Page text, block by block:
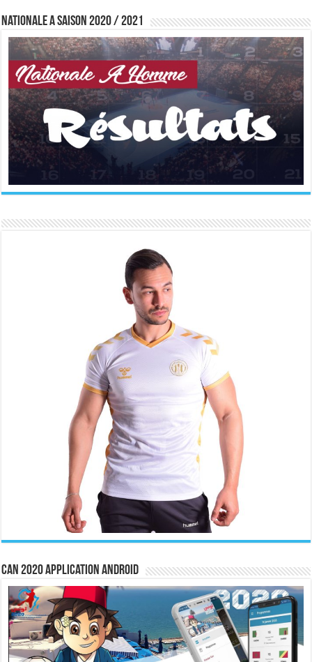
Nationale A saison 2020 / 2021
CAN 2020 Application Android